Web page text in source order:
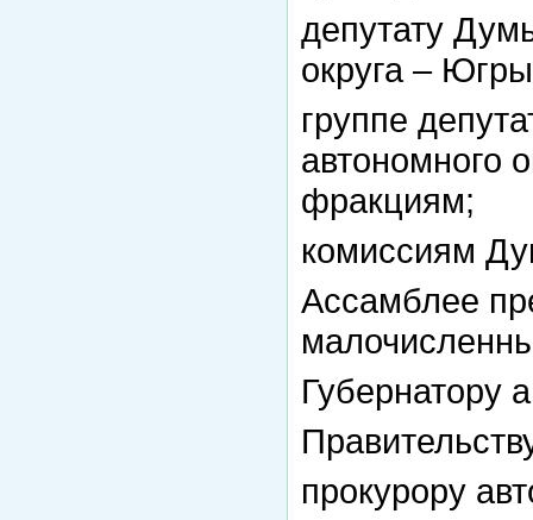
депутату
округа –
группе
автономного
фракциям;
комиссиям
Ассамблее
Губернатору
прокурору